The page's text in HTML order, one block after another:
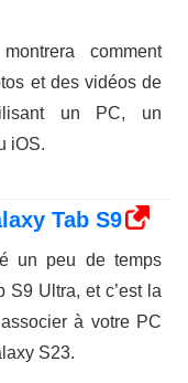
comment
et des vidéos de
un PC, un
iOS.
Tab S9
un peu de temps
S9 Ultra, et c’est la
à votre PC
S23.